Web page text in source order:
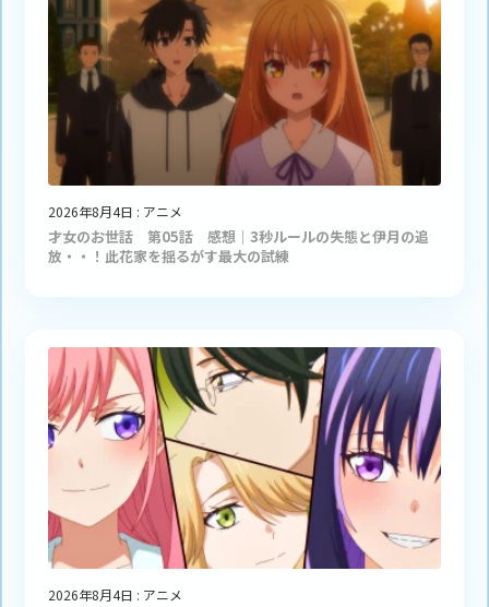
2026年8月4日 : アニメ
才女のお世話 第05話 感想｜3秒ルールの失態と伊月の追
放・・！此花家を揺るがす最大の試練
2026年8月4日 : アニメ